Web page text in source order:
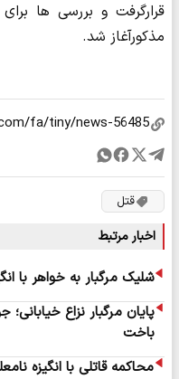
قرارگرفت و بررسی ها
مذکورآغاز شد.
قتل
اخبار مرتبط
شلیک مرگبار به خواهر با
باخت
محاکمه قاتلی با انگیزه